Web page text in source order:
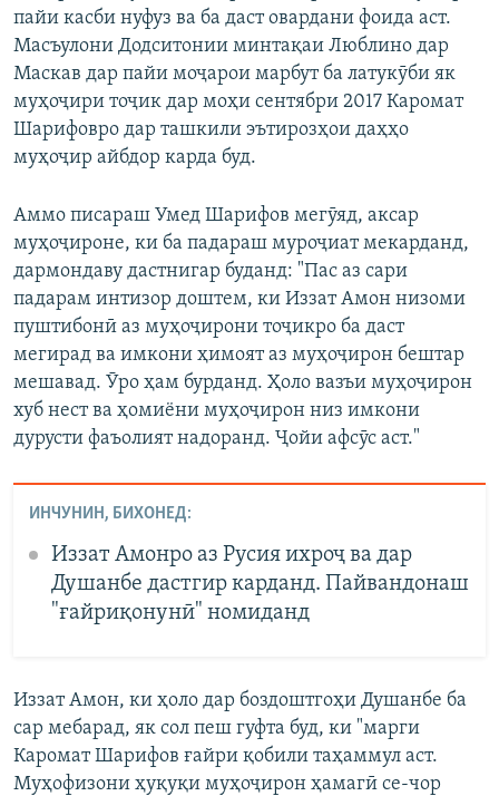
пайи касби нуфуз ва ба даст овардани фоида аст.
Масъулони Додситонии минтақаи Люблино дар
Маскав дар пайи моҷарои марбут ба латукӯби як
муҳоҷири тоҷик дар моҳи сентябри 2017 Каромат
Шарифовро дар ташкили эътирозҳои даҳҳо
муҳоҷир айбдор карда буд.
Аммо писараш Умед Шарифов мегӯяд, аксар
муҳоҷироне, ки ба падараш муроҷиат мекарданд,
дармондаву дастнигар буданд: "Пас аз сари
падарам интизор доштем, ки Иззат Амон низоми
пуштибонӣ аз муҳоҷирони тоҷикро ба даст
мегирад ва имкони ҳимоят аз муҳоҷирон бештар
мешавад. Ӯро ҳам бурданд. Ҳоло вазъи муҳоҷирон
хуб нест ва ҳомиёни муҳоҷирон низ имкони
дурусти фаъолият надоранд. Ҷойи афсӯс аст."
ИНЧУНИН, БИХОНЕД:
Иззат Амонро аз Русия ихроҷ ва дар
Душанбе дастгир карданд. Пайвандонаш
"ғайриқонунӣ" номиданд
Иззат Амон, ки ҳоло дар боздоштгоҳи Душанбе ба
сар мебарад, як сол пеш гуфта буд, ки "марги
Каромат Шарифов ғайри қобили таҳаммул аст.
Муҳофизони ҳуқуқи муҳоҷирон ҳамагӣ се-чор